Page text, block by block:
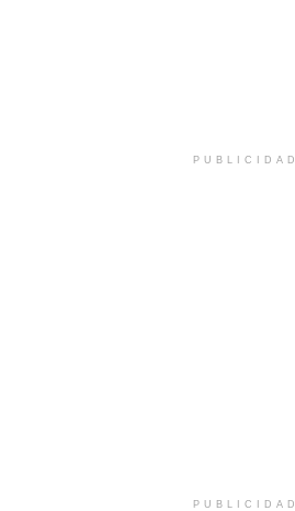
PUBLICIDAD
PUBLICIDAD